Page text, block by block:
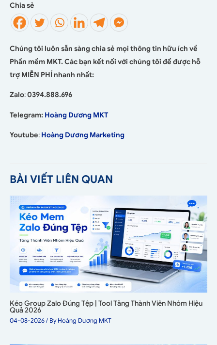
Chia sẻ
Chúng tôi luôn sẵn sàng chia sẻ mọi thông tin hữu ích về
Phần mềm MKT. Các bạn kết nối với chúng tôi để được hỗ
trợ MIỄN PHÍ nhanh nhất:
Zalo:0394.888.696
Telegram: Hoàng Dương MKT
Youtube: Hoàng Dương Marketing
BÀI VIẾT LIÊN QUAN
Kéo Group Zalo Đúng Tệp | Tool Tăng Thành Viên Nhóm Hiệu
Quả 2026
04-08-2026/ ByHoàng Dương MKT